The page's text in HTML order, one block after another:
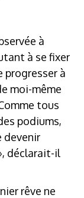
à
à se fixer
progresser à
moi-même
tous
podiums,
devenir
déclarait-il
rêve ne